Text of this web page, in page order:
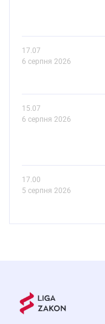
17.07
6 серпня 2026
15.07
6 серпня 2026
17.00
5 серпня 2026